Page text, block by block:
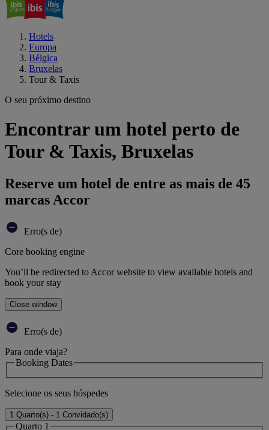
Hotels
Europa
Bélgica
Bruxelas
Tour & Taxis
O seu próximo destino
Encontrar um hotel perto de
Tour & Taxis, Bruxelas
Reserve um hotel de entre as mais de 45
marcas Accor
Erro(s de)
Core booking engine
You’ll be redirected to Accor website to view available hotels and
book your stay
Close window
Erro(s de)
Para onde viaja?
Booking Dates
Selecione os seus hóspedes
1 Quarto(s) - 1 Convidado(s)
Quarto 1